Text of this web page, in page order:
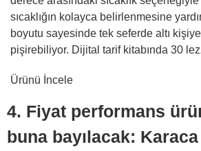
sıcaklığın kolayca belirlenmesine
boyutu sayesinde tek seferde altı
pişirebiliyor. Dijital tarif kitabında 30
Ürünü İncele
4. Fiyat performans
buna bayılacak: